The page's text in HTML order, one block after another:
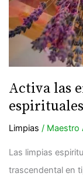
Activa las
espirituales
Limpias / Maestro
Las limpias
trascendental en
estos
baños
espirituales